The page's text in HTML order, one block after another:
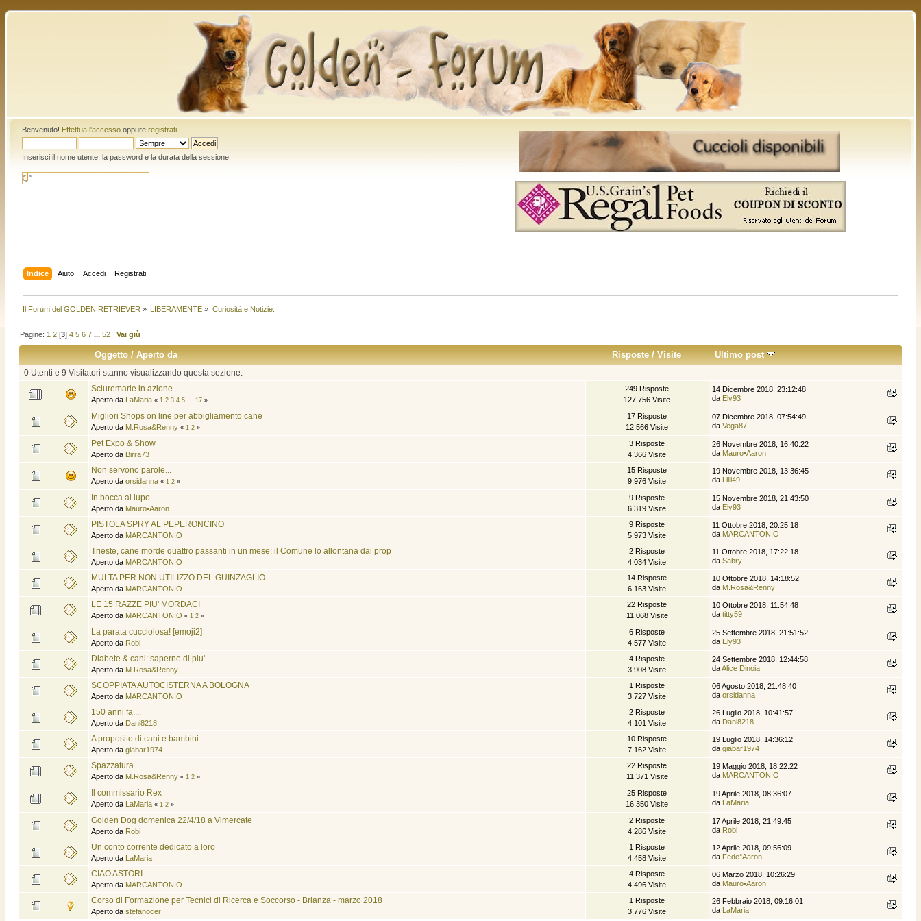
Benvenuto! Effettua l'accessooppure registrati.
Inserisci il nome utente, la password e la durata della sessione.
Indice Aiuto Accedi Registrati
Il Forum del GOLDEN RETRIEVER » LIBERAMENTE » Curiosità e Notizie.
Pagine: 1 2[3] 4 5 6 7 ... 52 Vai giù
Oggetto/Aperto da Risposte/Visite Ultimo post
0 Utenti e 9 Visitatori stanno visualizzando questa sezione.
Sciuremarie in azione
Aperto da LaMaria « 1 2 3 4 5 17»
249 Risposte
127.756 Visite
14 Dicembre 2018, 23:12:48
da Ely93
Migliori Shops on line per abbigliamento cane
Aperto da M.Rosa&Renny « 1 2»
17 Risposte
12.566 Visite
07 Dicembre 2018, 07:54:49
da Vega87
Pet Expo & Show
Aperto da Birra73
3 Risposte
4.366 Visite
26 Novembre 2018, 16:40:22
da Mauro•Aaron
Non servono parole...
Aperto da orsidanna « 1 2»
15 Risposte
9.976 Visite
19 Novembre 2018, 13:36:45
da Lilli49
In bocca al lupo.
Aperto da Mauro•Aaron
9 Risposte
6.319 Visite
15 Novembre 2018, 21:43:50
da Ely93
PISTOLA SPRY AL PEPERONCINO
Aperto da MARCANTONIO
9 Risposte
5.973 Visite
11 Ottobre 2018, 20:25:18
da MARCANTONIO
Trieste, cane morde quattro passanti in un mese: il Comune lo allontana dai prop
Aperto da MARCANTONIO
2 Risposte
4.034 Visite
11 Ottobre 2018, 17:22:18
da Sabry
MULTA PER NON UTILIZZO DEL GUINZAGLIO
Aperto da MARCANTONIO
14 Risposte
6.163 Visite
10 Ottobre 2018, 14:18:52
da M.Rosa&Renny
LE 15 RAZZE PIU' MORDACI
Aperto da MARCANTONIO « 1 2»
22 Risposte
11.068 Visite
10 Ottobre 2018, 11:54:48
da titty59
La parata cucciolosa! [emoji2]
Aperto da Robi
6 Risposte
4.577 Visite
25 Settembre 2018, 21:51:52
da Ely93
Diabete & cani: saperne di piu'.
Aperto da M.Rosa&Renny
4 Risposte
3.908 Visite
24 Settembre 2018, 12:44:58
daAlice Dinoia
SCOPPIATA AUTOCISTERNA A BOLOGNA
Aperto da MARCANTONIO
1 Risposte
3.727 Visite
06 Agosto 2018, 21:48:40
da orsidanna
150 anni fa....
Aperto da Dani8218
2 Risposte
4.101 Visite
26 Luglio 2018, 10:41:57
da Dani8218
A proposito di cani e bambini ...
Aperto da giabar1974
10 Risposte
7.162 Visite
19 Luglio 2018, 14:36:12
da giabar1974
Spazzatura .
Aperto da M.Rosa&Renny « 1 2»
22 Risposte
11.371 Visite
19 Maggio 2018, 18:22:22
da MARCANTONIO
Il commissario Rex
Aperto da LaMaria « 1 2»
25 Risposte
16.350 Visite
19 Aprile 2018, 08:36:07
da LaMaria
Golden Dog domenica 22/4/18 a Vimercate
Aperto da Robi
2 Risposte
4.286 Visite
17 Aprile 2018, 21:49:45
da Robi
Un conto corrente dedicato a loro
Aperto da LaMaria
1 Risposte
4.458 Visite
12 Aprile 2018, 09:56:09
da Fede°Aaron
CIAO ASTORI
Aperto da MARCANTONIO
4 Risposte
4.496 Visite
06 Marzo 2018, 10:26:29
da Mauro•Aaron
Corso di Formazione per Tecnici di Ricerca e Soccorso - Brianza - marzo 2018
Aperto da stefanocer
1 Risposte
3.776 Visite
26 Febbraio 2018, 09:16:01
da LaMaria